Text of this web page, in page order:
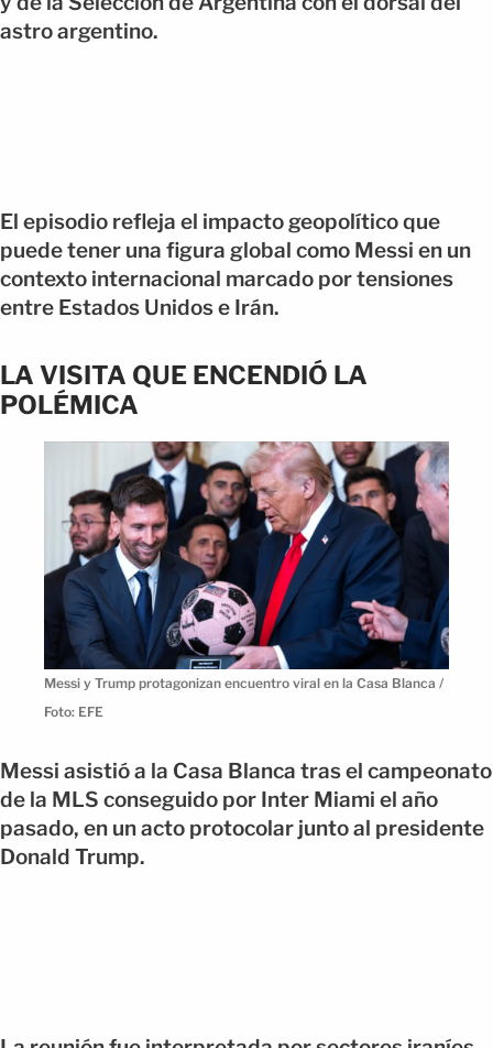
astro argentino.
El episodio refleja el impacto geopolítico que
puede tener una figura global como Messi en un
contexto internacional marcado por tensiones
entre Estados Unidos e Irán.
LA VISITA QUE ENCENDIÓ LA
POLÉMICA
Messi y Trump protagonizan encuentro viral en la Casa Blanca /
Foto: EFE
Messi asistió a la Casa Blanca tras el campeonato
de la MLS conseguido por Inter Miami el año
pasado, en un acto protocolar junto al presidente
Donald Trump.